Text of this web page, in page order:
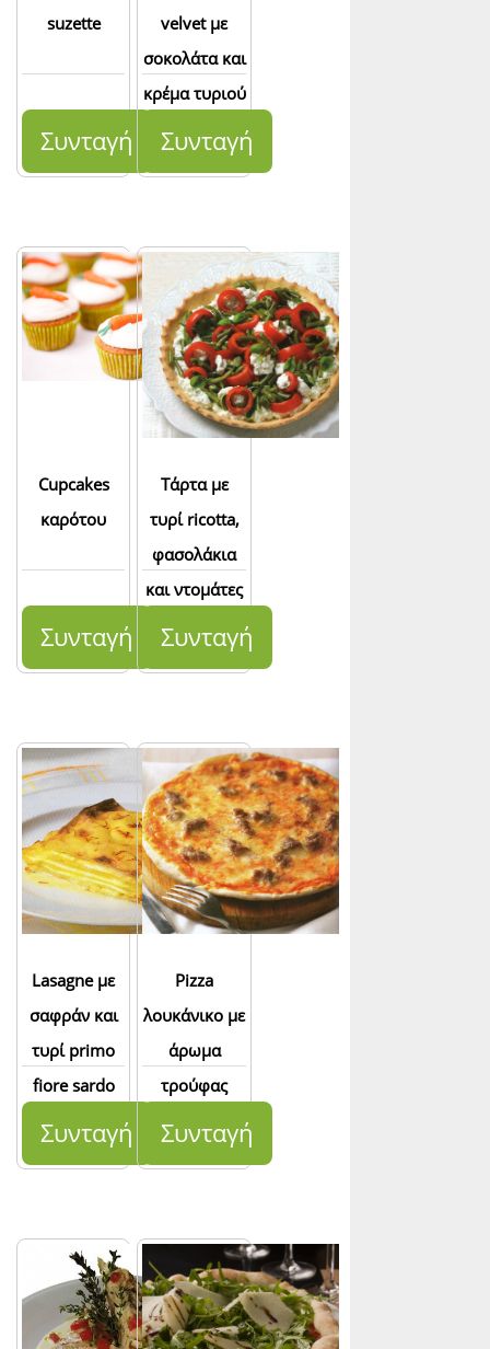
suzette
Συνταγή
velvet με
σοκολάτα και
κρέμα τυριού
Συνταγή
Cupcakes
καρότου
Συνταγή
Τάρτα με
τυρί ricotta,
φασολάκια
και ντομάτες
Συνταγή
Lasagne με
σαφράν και
τυρί primo
fiore sardo
Συνταγή
Pizza
λουκάνικο με
άρωμα
τρούφας
Συνταγή